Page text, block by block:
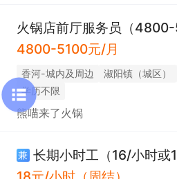
4800-5100元/月
香河-城内及周边 淑阳镇（城区）
学历不限
熊喵来了火锅
兼